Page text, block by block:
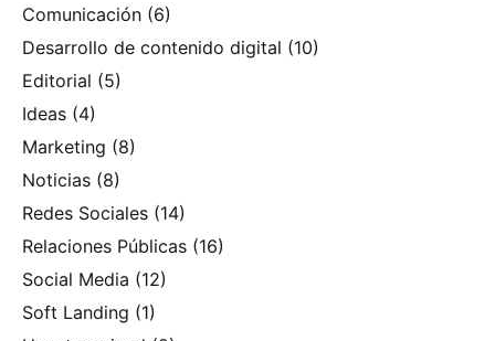
Comunicación (6)
Desarrollo de contenido digital (10)
Editorial (5)
Ideas (4)
Marketing (8)
Noticias (8)
Redes Sociales (14)
Relaciones Públicas (16)
Social Media (12)
Soft Landing (1)